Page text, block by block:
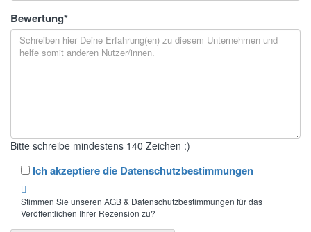
Bewertung*
Bitte schreibe mindestens 140 Zeichen :)
Ich akzeptiere die Datenschutzbestimmungen
Stimmen Sie unseren AGB & Datenschutzbestimmungen für das
Veröffentlichen Ihrer Rezension zu?